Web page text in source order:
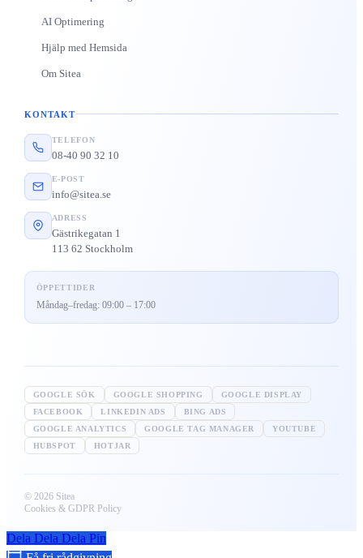
AI Optimering
Hjälp med Hemsida
Om Sitea
KONTAKT
TELEFON
08-40 90 32 10
E-POST
info@sitea.se
ADRESS
Gästrikegatan 1
113 62 Stockholm
ÖPPETTIDER
Måndag–fredag: 09:00 – 17:00
GOOGLE SÖK GOOGLE SHOPPING
GOOGLE DISPLAY
FACEBOOK
LINKEDIN ADS
BING ADS
GOOGLE ANALYTICS
GOOGLE TAG MANAGER
YOUTUBE
HUBSPOT
HOTJAR
© 2026 Sitea
Cookies & GDPR Policy
Dela Dela Dela Pin